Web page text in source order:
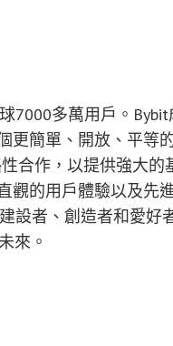
7000多萬用戶。
更簡單、開放、平等
合作，以提供強大的
的用戶體驗以及先
設者、創造者和愛好
來。